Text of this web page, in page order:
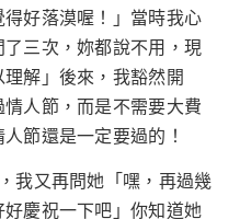
好落漠喔！」當時我心
三次，妳都說不用，現
解」後來，我豁然開
人節，而是不需要大費
節還是一定要過的！
我又再問她「嘿，再過幾
慶祝一下吧」你知道她